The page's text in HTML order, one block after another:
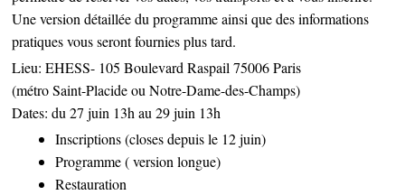
Une version détaillée du programme ainsi que des informations
pratiques vous seront fournies plus tard.
Lieu: EHESS- 105 Boulevard Raspail 75006 Paris
(métro Saint-Placide ou Notre-Dame-des-Champs)
Dates: du 27 juin 13h au 29 juin 13h
Inscriptions (closes depuis le 12 juin)
Programme ( version longue)
Restauration